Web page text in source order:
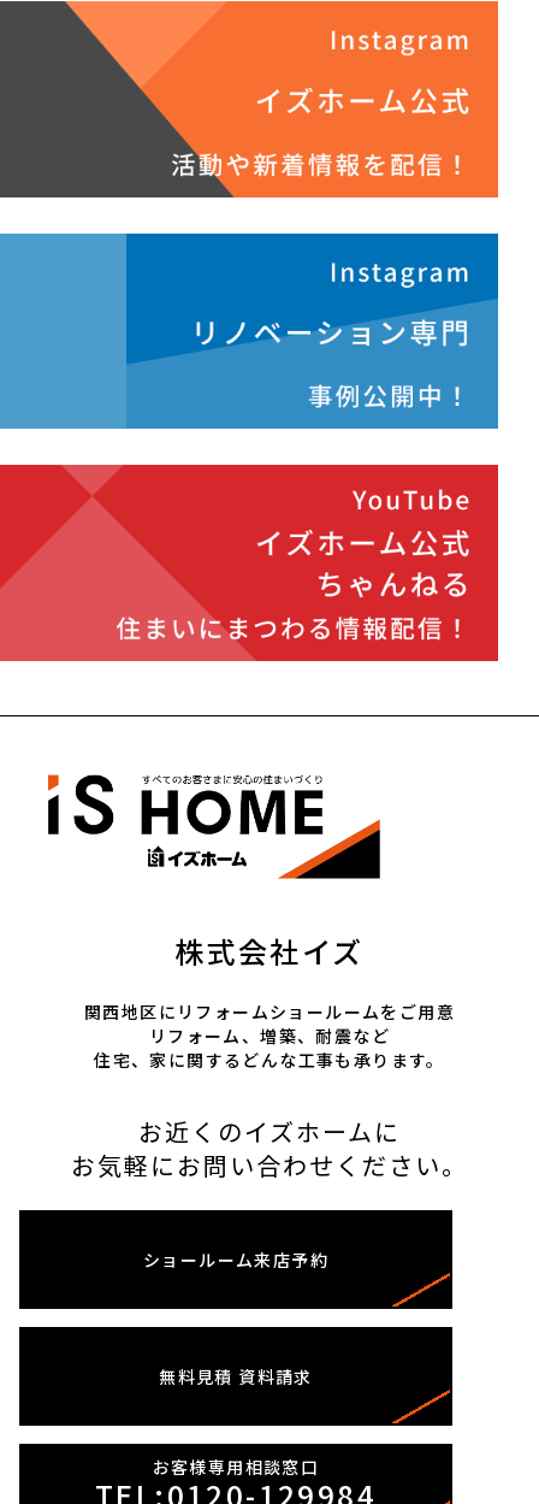
株式会社イズ
関西地区にリフォームショールームをご用意
リフォーム、増築、耐震など
住宅、家に関するどんな工事も承ります。
お近くのイズホームに
お気軽にお問い合わせください。
ショールーム来店予約
無料見積 資料請求
お客様専用相談窓口
TEL:0120-129984